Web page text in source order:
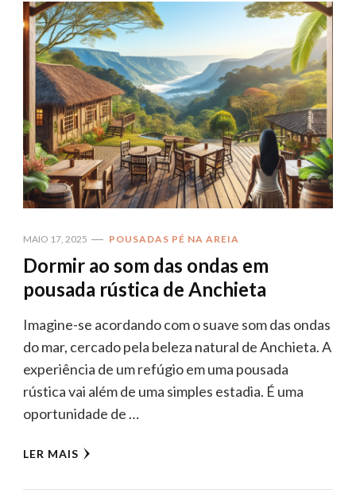
MAIO 17, 2025 POUSADAS PÉ NA AREIA
Dormir ao som das ondas em
pousada rústica de Anchieta
Imagine-se acordando com o suave som das ondas
do mar, cercado pela beleza natural de Anchieta. A
experiência de um refúgio em uma pousada
rústica vai além de uma simples estadia. É uma
oportunidade de …
LER MAIS